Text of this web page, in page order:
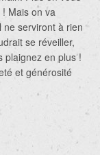
Mais on va
serviront à rien
se réveiller,
plaignez en plus !
et générosité